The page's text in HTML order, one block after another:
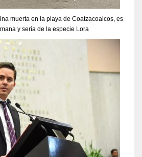
muerta en la playa de Coatzacoalcos, es
y sería de la especie Lora